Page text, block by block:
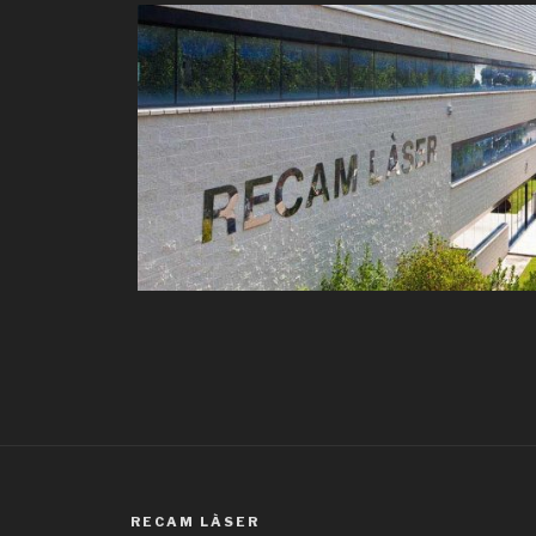
RECAM LÀSER